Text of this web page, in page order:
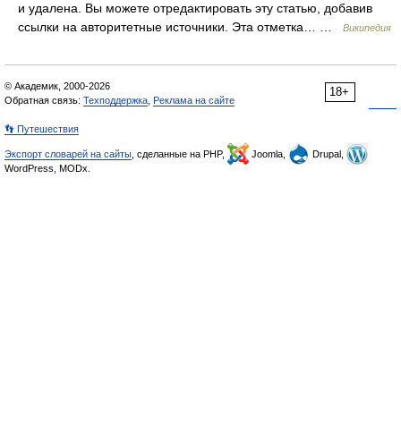
и удалена. Вы можете отредактировать эту статью, добавив
ссылки на авторитетные источники. Эта отметка… …
Википедия
18+
© Академик, 2000-2026
Обратная связь: Техподдержка Реклама на сайте
👣 Путешествия
Экспорт словарей на сайты , сделанные на PHP, Joomla,
Drupal,
WordPress, MODx.